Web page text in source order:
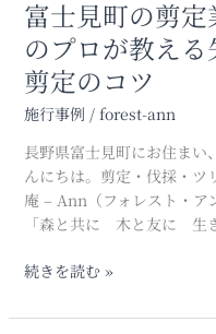
富士見町の剪
のプロが教え
剪定のコツ
施行事例 / forest-ann
長野県富士見町にお住まい
んにちは。剪定・伐採・
庵 – Ann（フォレスト・ア
「森と共に 木と友に 生
し
方！
樹
木
の
プ
ロ
が
教
え
失
し
続きを読む »